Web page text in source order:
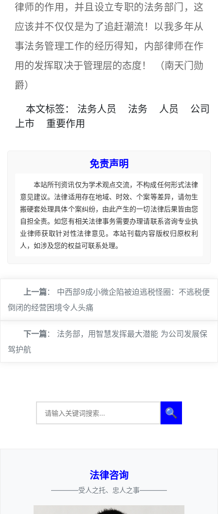
律师的作用，并且设立专职的法务部门，这
应该并不仅仅是为了追赶潮流！以我多年从
事法务管理工作的经历得知，内部律师在作
用的发挥取决于管理层的态度！ （南天门勋
爵）
本文标签： 法务人员 法务 人员
公司
上市
重要作用
免责声明
本站所刊资讯仅为学术观点交流，不构成任何形式法律
意见建议。法律适用存在地域、时效、个案等差异，请勿生
搬硬套处理具体个案纠纷，由此产生的一切法律后果皆由您
自担全责。如您有相关法律事务需要办理请联系咨询专业执
业律师获取针对性法律意见。本站刊载内容版权归原权利
人，如涉及您的权益可联系处理。
上一篇： 中西部9成小微企陷被迫逃税怪圈：不逃税便
倒闭的经营困境令人头痛
下一篇： 法务部，用智慧发挥最大潜能 为公司发展保
驾护航
🔍
法律咨询
————受人之托、忠人之事————